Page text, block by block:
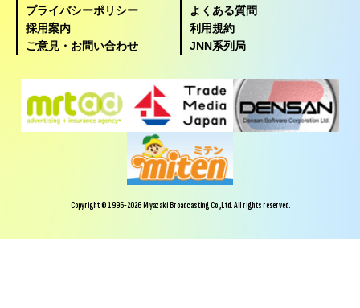
プライバシーポリシー
よくある質問
採用案内
利用規約
ご意見・お問い合わせ
JNN系列局
Copyright © 1996-2026 Miyazaki Broadcasting Co.,Ltd. All rights reserved.